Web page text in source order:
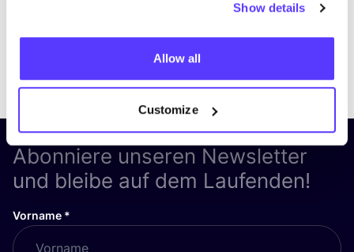
Show details
Allow all
Customize
Abonniere unseren Newsletter
und bleibe auf dem Laufenden!
Vorname *